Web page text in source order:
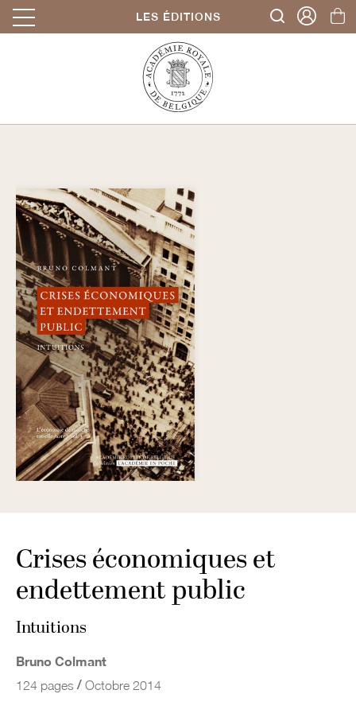
LES ÉDITIONS
Crises économiques et
endettement public
Intuitions
Bruno Colmant
124 pages / Octobre 2014